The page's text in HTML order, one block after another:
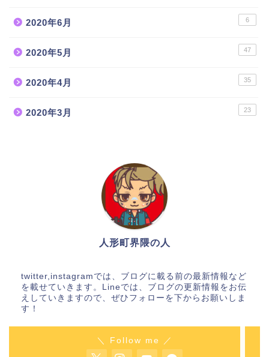
2020年6月 6
2020年5月 47
2020年4月 35
2020年3月 23
人形町界隈の人
twitter,instagramでは、ブログに載る前の最新情報など
を載せていきます。Lineでは、ブログの更新情報をお伝
えしていきますので、ぜひフォローを下からお願いしま
す！
＼ Follow me ／
人形町人気ランチ店12
人形町のマタニティー用
品・ベビー用品店４選！
め！